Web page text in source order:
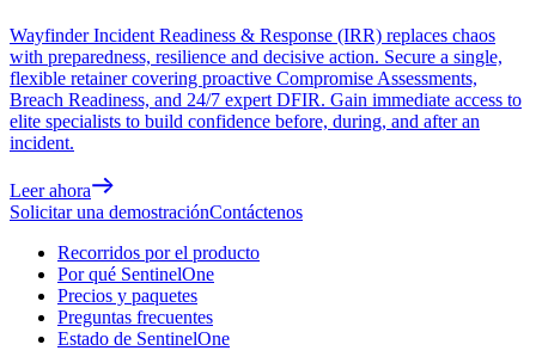
Wayfinder Incident Readiness & Response (IRR) replaces chaos
with preparedness, resilience and decisive action. Secure a single,
flexible retainer covering proactive Compromise Assessments,
Breach Readiness, and 24/7 expert DFIR. Gain immediate access to
elite specialists to build confidence before, during, and after an
incident.
Leer ahora
Solicitar una demostraciónContáctenos
Recorridos por el producto
Por qué SentinelOne
Precios y paquetes
Preguntas frecuentes
Estado de SentinelOne